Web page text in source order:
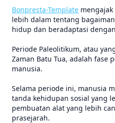
Bonpresta-Template
lebih dalam tentang
hidup dan beradaptasi
Periode Paleolitikum, atau
Zaman Batu Tua, adalah fase
manusia.
Selama periode ini, manusia
tanda kehidupan sosial yang
pembuatan alat yang lebih
prasejarah.